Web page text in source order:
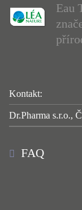
Eau
Kontakt:
Dr.Pharma s.r.o.,
FAQ